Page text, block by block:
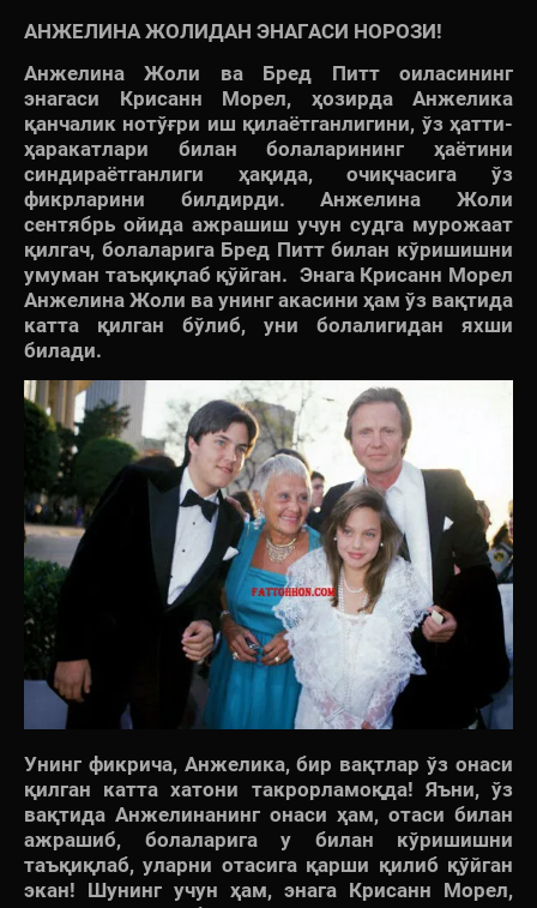
АНЖЕЛИНА ЖОЛИДАН ЭНАГАСИ НОРОЗИ!
Анжелина Жоли ва Бред Питт оиласининг
энагаси Крисанн Морел, ҳозирда Анжелика
қанчалик нотўғри иш қилаётганлигини, ўз ҳатти-
ҳаракатлари билан болаларининг ҳаётини
синдираётганлиги ҳақида, очиқчасига ўз
фикрларини билдирди. Анжелина Жоли
сентябрь ойида ажрашиш учун судга мурожаат
қилгач, болаларига Бред Питт билан кўришишни
умуман таъқиқлаб қўйган. Энага Крисанн Морел
Анжелина Жоли ва унинг акасини ҳам ўз вақтида
катта қилган бўлиб, уни болалигидан яхши
билади.
Унинг фикрича, Анжелика, бир вақтлар ўз онаси
қилган катта хатони такрорламоқда! Яъни, ўз
вақтида Анжелинанинг онаси ҳам, отаси билан
ажрашиб, болаларига у билан кўришишни
таъқиқлаб, уларни отасига қарши қилиб қўйган
экан! Шунинг учун ҳам, энага Крисанн Морел,